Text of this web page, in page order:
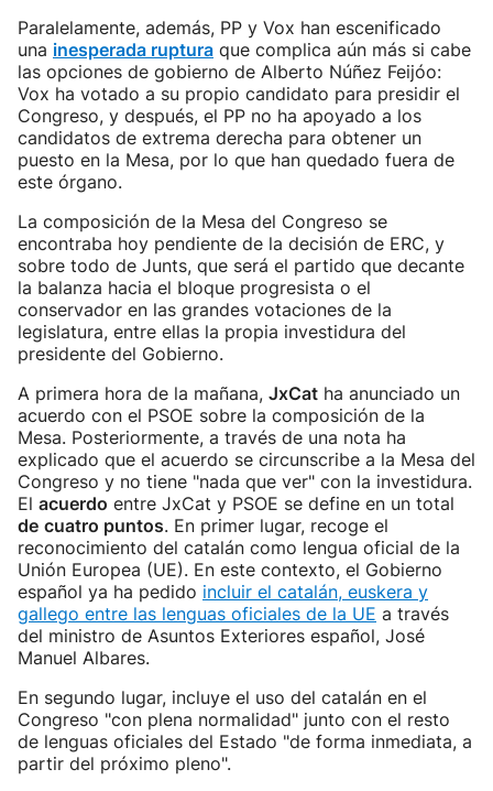
Paralelamente, además, PP y Vox han escenificado
una inesperada ruptura que complica aún más si cabe
las opciones de gobierno de Alberto Núñez Feijóo:
Vox ha votado a su propio candidato para presidir el
Congreso, y después, el PP no ha apoyado a los
candidatos de extrema derecha para obtener un
puesto en la Mesa, por lo que han quedado fuera de
este órgano.
La composición de la Mesa del Congreso se
encontraba hoy pendiente de la decisión de ERC, y
sobre todo de Junts, que será el partido que decante
la balanza hacia el bloque progresista o el
conservador en las grandes votaciones de la
legislatura, entre ellas la propia investidura del
presidente del Gobierno.
A primera hora de la mañana, JxCat ha anunciado un
acuerdo con el PSOE sobre la composición de la
Mesa. Posteriormente, a través de una nota ha
explicado que el acuerdo se circunscribe a la Mesa del
Congreso y no tiene "nada que ver" con la investidura.
El acuerdo entre JxCat y PSOE se define en un total
de cuatro puntos. En primer lugar, recoge el
reconocimiento del catalán como lengua oficial de la
Unión Europea (UE). En este contexto, el Gobierno
español ya ha pedido incluir el catalán, euskera y
gallego entre las lenguas oficiales de la UE a través
del ministro de Asuntos Exteriores español, José
Manuel Albares.
En segundo lugar, incluye el uso del catalán en el
Congreso "con plena normalidad" junto con el resto
de lenguas oficiales del Estado "de forma inmediata, a
partir del próximo pleno".